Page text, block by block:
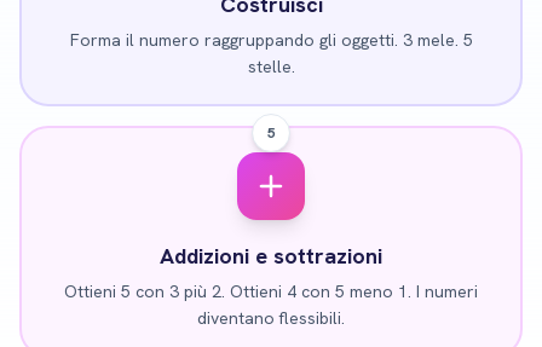
Forma il numero raggruppando gli oggetti. 3 mele. 5
stelle.
5
Addizioni e sottrazioni
Ottieni 5 con 3 più 2. Ottieni 4 con 5 meno 1. I numeri
diventano flessibili.